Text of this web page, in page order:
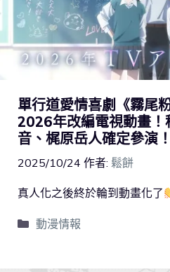
單行道愛情喜劇《霧尾
2026年改編電視動畫！
音、梶原岳人確定參演！
2025/10/24 作者: 鬆餅
真人化之後終於輪到動畫化了
動漫情報